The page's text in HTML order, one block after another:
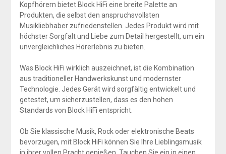
Kopfhörern bietet Block HiFi eine breite Palette an
Produkten, die selbst den anspruchsvollsten
Musikliebhaber zufriedenstellen. Jedes Produkt wird mit
höchster Sorgfalt und Liebe zum Detail hergestellt, um ein
unvergleichliches Hörerlebnis zu bieten.
Was Block HiFi wirklich auszeichnet, ist die Kombination
aus traditioneller Handwerkskunst und modernster
Technologie. Jedes Gerät wird sorgfältig entwickelt und
getestet, um sicherzustellen, dass es den hohen
Standards von Block HiFi entspricht.
Ob Sie klassische Musik, Rock oder elektronische Beats
bevorzugen, mit Block HiFi können Sie Ihre Lieblingsmusik